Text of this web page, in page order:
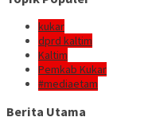
kukar
dprd kaltim
Kaltim
Pemkab Kukar
#mediaetam
Berita Utama